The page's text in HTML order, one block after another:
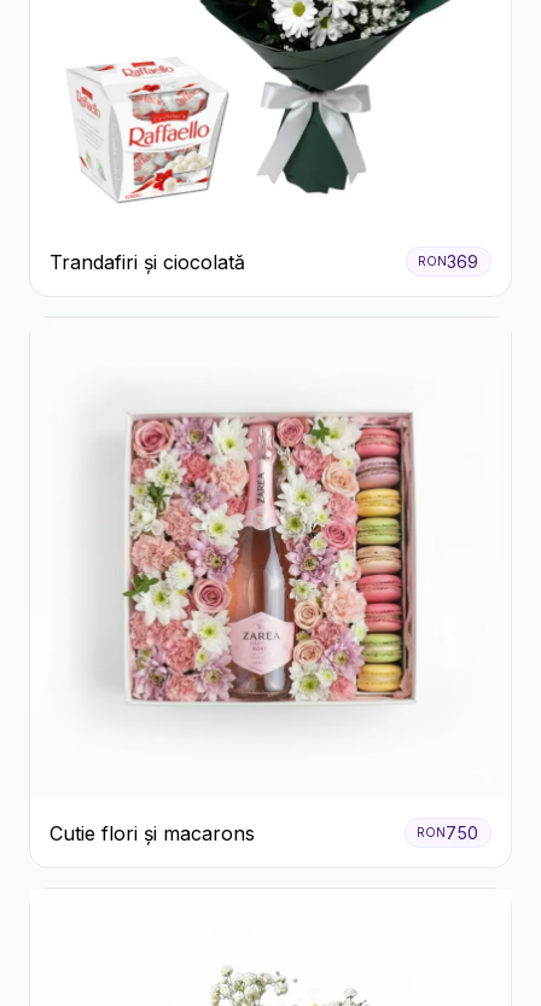
Trandafiri și ciocolată RON369
Cutie flori și macarons RON750